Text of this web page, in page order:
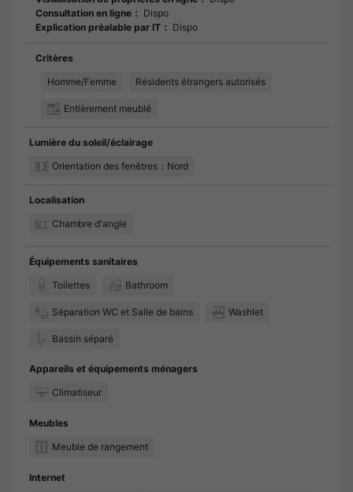
Consultation en ligne： Dispo
Explication préalable par IT： Dispo
Critères
Homme/Femme
Résidents étrangers autorisés
Entièrement meublé
Lumière du soleil/éclairage
Orientation des fenêtres：Nord
Localisation
Chambre d'angle
Équipements sanitaires
Toilettes
Bathroom
Séparation WC et Salle de bains Washlet
Bassin séparé
Appareils et équipements ménagers
Climatiseur
Meubles
Meuble de rangement
Internet